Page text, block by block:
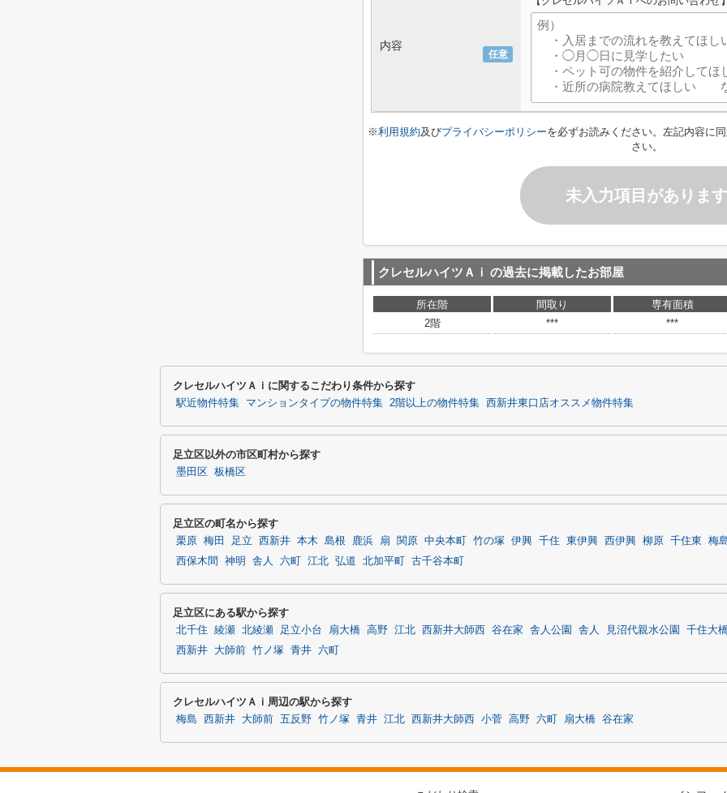
任意
内容
※利用規約及びプライバシーポリシーを必ずお読みください。左記内容に
さい。
未入力項目があります
クレセルハイツＡｉ の過去に掲載したお部屋
所在階 間取り
専有面積
2階
*** ***
クレセルハイツＡｉに関するこだわり条件から探す
駅近物件特集 マンションタイプの物件特集 2階以上の物件特集 西新井東口店オススメ物件特集
足立区以外の市区町村から探す
墨田区 板橋区
足立区の町名から探す
栗原 梅田 足立 西新井 本木 島根 鹿浜 扇 関原 中央本町 竹の塚 伊興 千住 東伊興 西伊興 柳原 千住東
梅
西保木間
神明 舎人 六町 江北 弘道 北加平町 古千谷本町
足立区にある駅から探す
北千住 綾瀬 北綾瀬 足立小台 扇大橋 高野 江北 西新井大師西 谷在家 舎人公園 舎人 見沼代親水公園
千住大
西新井
大師前 竹ノ塚 青井 六町
クレセルハイツＡｉ周辺の駅から探す
梅島 西新井 大師前 五反野 竹ノ塚 青井 江北 西新井大師西 小菅 高野 六町 扇大橋 谷在家